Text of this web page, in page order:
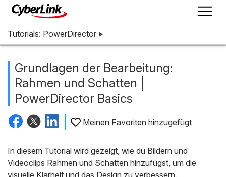
Tutorials: PowerDirector
Grundlagen der Bearbeitung:
Rahmen und Schatten |
PowerDirector Basics
Meinen Favoriten hinzugefügt
In diesem Tutorial wird gezeigt, wie du Bildern und
Videoclips Rahmen und Schatten hinzufügst, um die
visuelle Klarheit und das Design zu verbessern.